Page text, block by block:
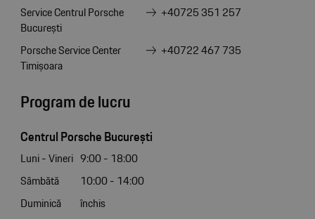
Service Centrul Porsche
București
+40725 351 257
Porsche Service Center
Timișoara
+40722 467 735
Program de lucru
Centrul Porsche București
Luni - Vineri 9:00 - 18:00
Sâmbătă
10:00 - 14:00
Duminică
închis